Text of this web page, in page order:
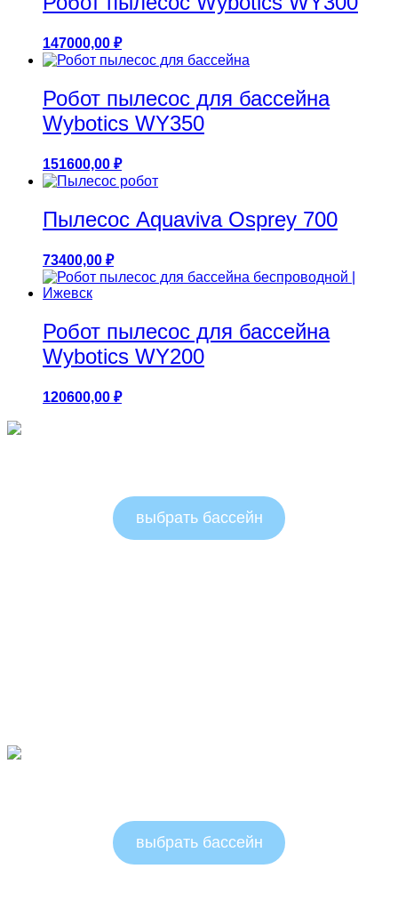
147000,00 ₽
Робот пылесоc для бассейна
Wybotics WY350
151600,00 ₽
Пылесос Aquaviva Osprey 700
73400,00 ₽
Робот пылесоc для бассейна
Wybotics WY200
120600,00 ₽
выбрать бассейн
выбрать бассейн